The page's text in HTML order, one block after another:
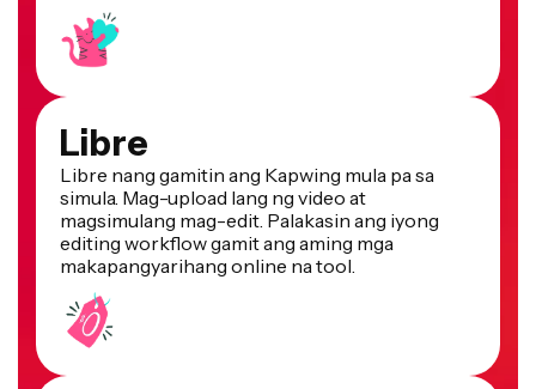
Libre
Libre nang gamitin ang Kapwing mula pa sa
simula. Mag-upload lang ng video at
magsimulang mag-edit. Palakasin ang iyong
editing workflow gamit ang aming mga
makapangyarihang online na tool.